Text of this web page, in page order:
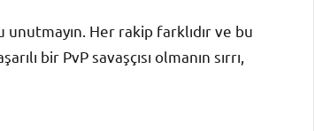
unutmayın. Her rakip farklıdır ve bu
bir PvP savaşçısı olmanın sırrı,